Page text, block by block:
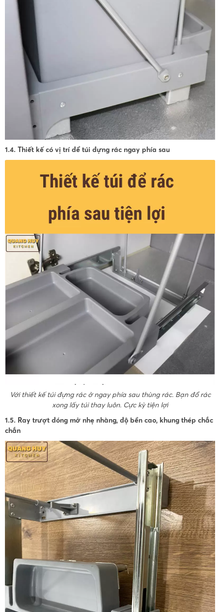
1.4. Thiết kế có vị trí để túi đựng rác ngay phía sau
Với thiết kế túi đựng rác ở ngay phía sau thùng rác. Bạn đổ rác
xong lấy túi thay luôn. Cực kỳ tiện lợi
1.5. Ray trượt đóng mở nhẹ nhàng, độ bền cao, khung thép chắc
chắn